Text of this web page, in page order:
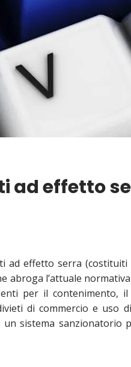
ad effetto
effetto serra (costituiti
abroga l’attuale
per il contenimento,
di commercio e uso
sistema sanzionatorio